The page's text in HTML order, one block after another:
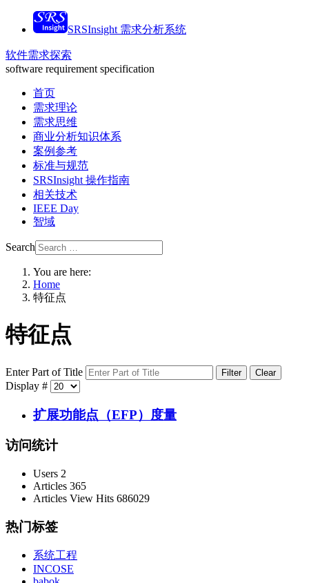
SRSInsight 需求分析系统
软件需求探索
software requirement specification
首页
需求理论
需求思维
商业分析知识体系
案例参考
标准与规范
SRSInsight 操作指南
相关技术
IEEE Day
智域
Search
You are here:
Home
特征点
特征点
Enter Part of Title Filter Clear
Display #
扩展功能点（EFP）度量
访问统计
Users 2
Articles 365
Articles View Hits 686029
热门标签
系统工程
INCOSE